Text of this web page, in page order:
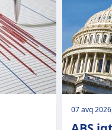
07 avq